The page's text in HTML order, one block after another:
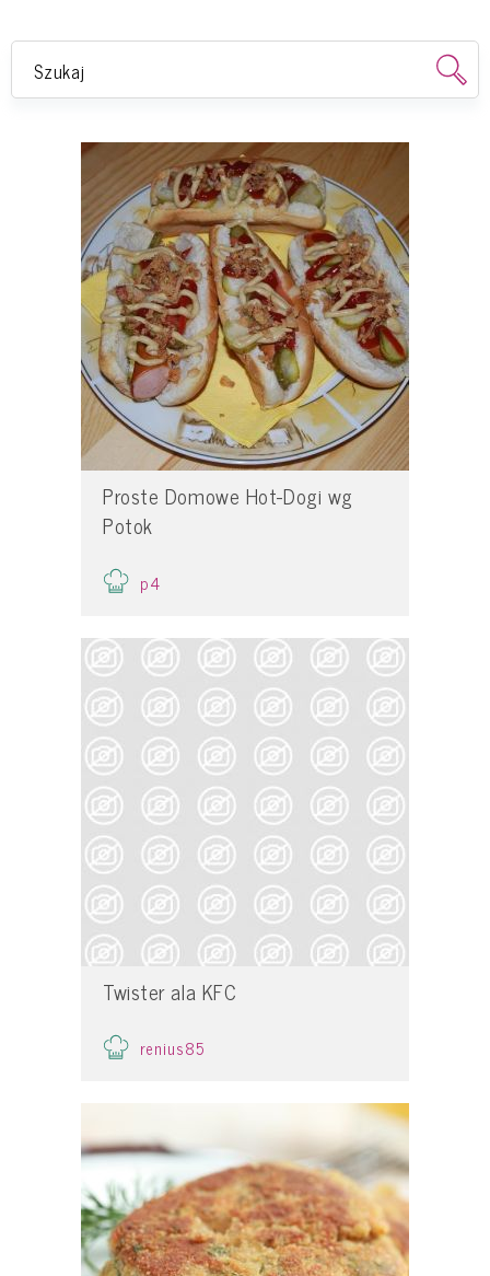
Proste Domowe Hot-Dogi wg
Potok
p4
Twister ala KFC
renius85